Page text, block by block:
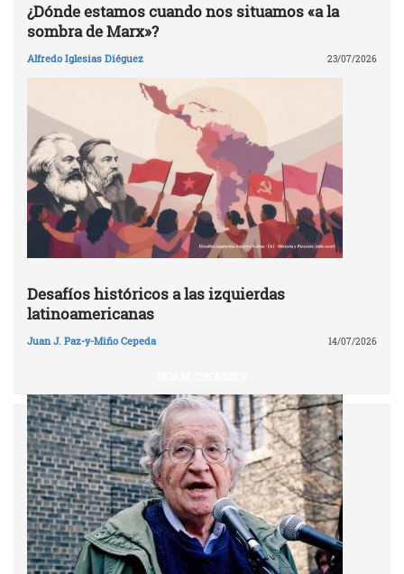
¿Dónde estamos cuando nos situamos «a la
sombra de Marx»?
Alfredo Iglesias Diéguez 23/07/2026
Desafíos históricos a las izquierdas
latinoamericanas
Juan J. Paz-y-Miño Cepeda 14/07/2026